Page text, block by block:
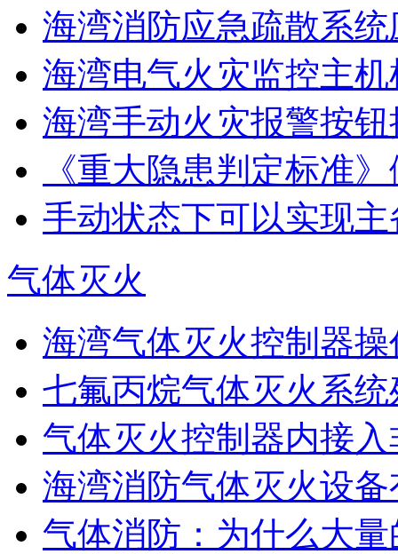
海湾消防应急疏散系统
海湾电气火灾监控主
海湾手动火灾报警按
《重大隐患判定标准
手动状态下可以实现
气体灭火
海湾气体灭火控制器操
七氟丙烷气体灭火系统
气体灭火控制器内接入
海湾消防气体灭火设
气体消防：为什么大量